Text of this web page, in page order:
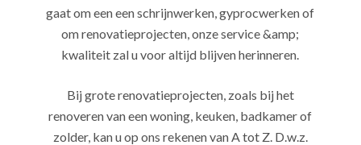
gaat om een een schrijnwerken, gyprocwerken of
om renovatieprojecten, onze service &amp;
kwaliteit zal u voor altijd blijven herinneren.
Bij grote renovatieprojecten, zoals bij het
renoveren van een woning, keuken, badkamer of
zolder, kan u op ons rekenen van A tot Z. D.w.z.